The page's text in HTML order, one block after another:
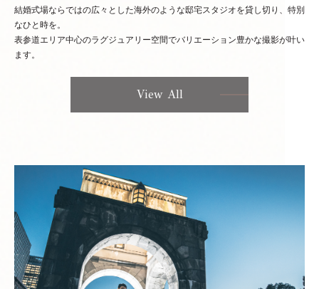
結婚式場ならではの広々とした海外のような邸宅スタジオを貸し切り、特別
なひと時を。
表参道エリア中心のラグジュアリー空間でバリエーション豊かな撮影が叶い
ます。
View All